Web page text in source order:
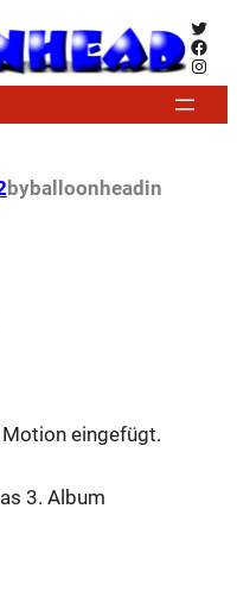
byballoonheadin
eingefügt.
3. Album